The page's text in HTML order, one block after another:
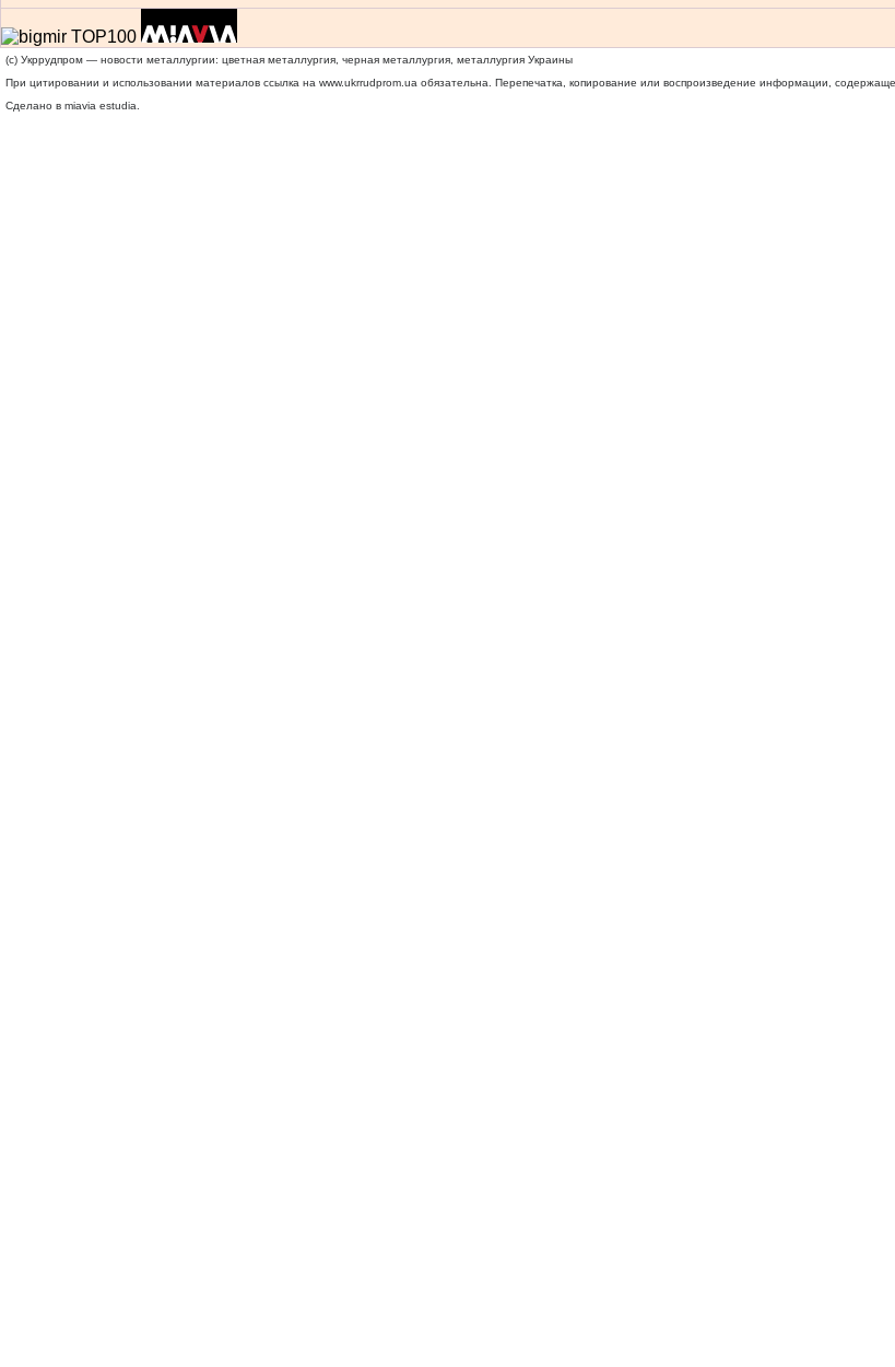
(c) Укррудпром — новости металлургии: цветная металлургия, черная металлургия, металлургия Украины
При цитировании и использовании материалов ссылка на www.ukrrudprom.ua обязательна. Перепечатка, копирование или воспроизведение информации,
Сделано в miavia estudia.